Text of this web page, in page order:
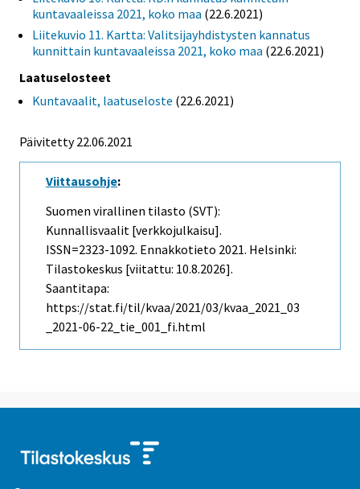
kuntavaaleissa 2021, koko maa (22.6.2021)
Liitekuvio 11. Kartta: Valitsijayhdistysten kannatus
kunnittain kuntavaaleissa 2021, koko maa (22.6.2021)
Laatuselosteet
Kuntavaalit, laatuseloste (22.6.2021)
Päivitetty 22.06.2021
Viittausohje:
Suomen virallinen tilasto (SVT):
Kunnallisvaalit [verkkojulkaisu].
ISSN=2323-1092. Ennakkotieto 2021. Helsinki:
Tilastokeskus [viitattu: 10.8.2026].
Saantitapa:
https://stat.fi/til/kvaa/2021/03/kvaa_2021_03
_2021-06-22_tie_001_fi.html